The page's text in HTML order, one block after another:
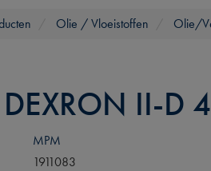
Olie / Vloeistoffen Olie/
II-D
MPM
1911083